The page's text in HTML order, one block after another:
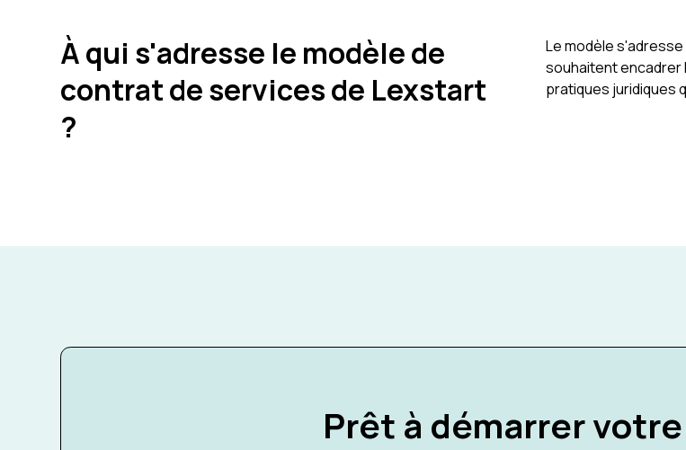
À qui s'adresse le modèle de
contrat de services de Lexstart
?
Le modèle
souhaitent encadrer
pratiques juridiques
Prêt à démarrer